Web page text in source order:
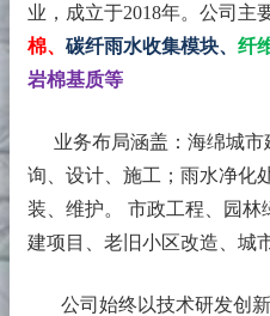
业，成立于2018年。 公司主
棉、 碳纤雨水收集模块、 纤
岩棉基质等
业务布局涵盖：海绵城
询、设计、施工；雨水净化
装、维护。 市政工程、园林
建项目、老旧小区改造、城
公司始终以技术研发创